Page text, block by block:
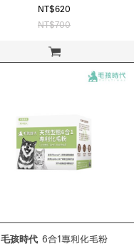
立即購買
NT$620
NT$700
毛孩時代 6合1專利化毛粉